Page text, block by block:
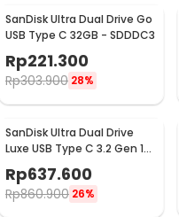
SanDisk Ultra Dual Drive Go
USB Type C 32GB - SDDDC3
Rp221.300
Rp303.900 28%
SanDisk Ultra Dual Drive
Luxe USB Type C 3.2 Gen 1
256GB - SDDDC4
Rp637.600
Rp860.900 26%